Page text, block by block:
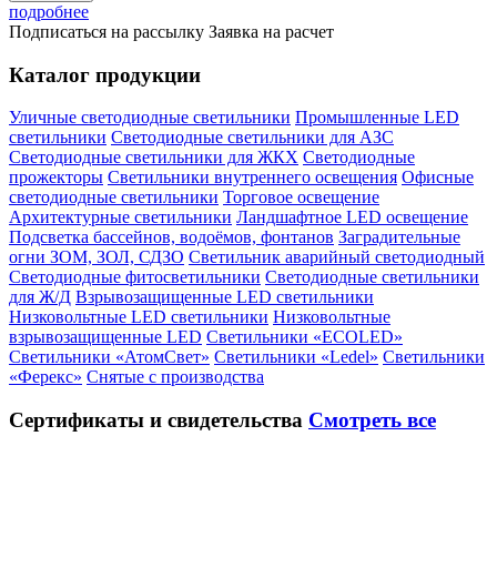
подробнее
Подписаться на рассылку Заявка на расчет
Каталог продукции
Уличные светодиодные светильники Промышленные LED
светильники Светодиодные светильники для АЗС
Светодиодные светильники для ЖКХ Светодиодные
прожекторы Светильники внутреннего освещения Офисные
светодиодные светильники Торговое освещение
Архитектурные светильники Ландшафтное LED освещение
Подсветка бассейнов, водоёмов, фонтанов Заградительные
огни ЗОМ, ЗОЛ, СДЗО Светильник аварийный светодиодный
Светодиодные фитосветильники Светодиодные светильники
для Ж/Д Взрывозащищенные LED светильники
Низковольтные LED светильники Низковольтные
взрывозащищенные LED Светильники «ECOLED»
Светильники «АтомСвет» Светильники «Ledel» Светильники
«Ферекс» Снятые с производства
Сертификаты и свидетельства Смотреть все